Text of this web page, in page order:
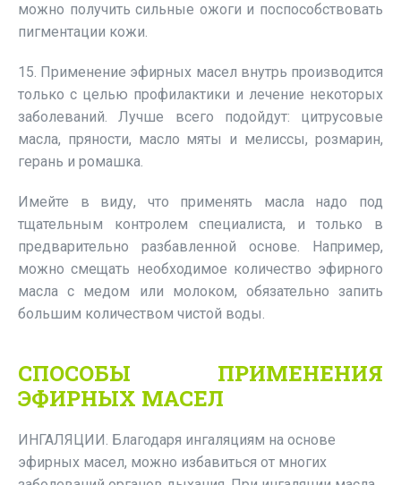
можно получить сильные ожоги и поспособствовать
пигментации кожи.
15. Применение эфирных масел внутрь производится
только с целью профилактики и лечение некоторых
заболеваний. Лучше всего подойдут: цитрусовые
масла, пряности, масло мяты и мелиссы, розмарин,
герань и ромашка.
Имейте в виду, что применять масла надо под
тщательным контролем специалиста, и только в
предварительно разбавленной основе. Например,
можно смещать необходимое количество эфирного
масла с медом или молоком, обязательно запить
большим количеством чистой воды.
СПОСОБЫ ПРИМЕНЕНИЯ
ЭФИРНЫХ МАСЕЛ
ИНГАЛЯЦИИ. Благодаря ингаляциям на основе
эфирных масел, можно избавиться от многих